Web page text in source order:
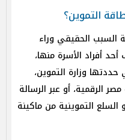
التموين؟
السبب الحقيقي وراء
أفراد الأسرة منها،
وزارة التموين،
الرقمية، أو عبر الرسالة
التموينية من ماكينة